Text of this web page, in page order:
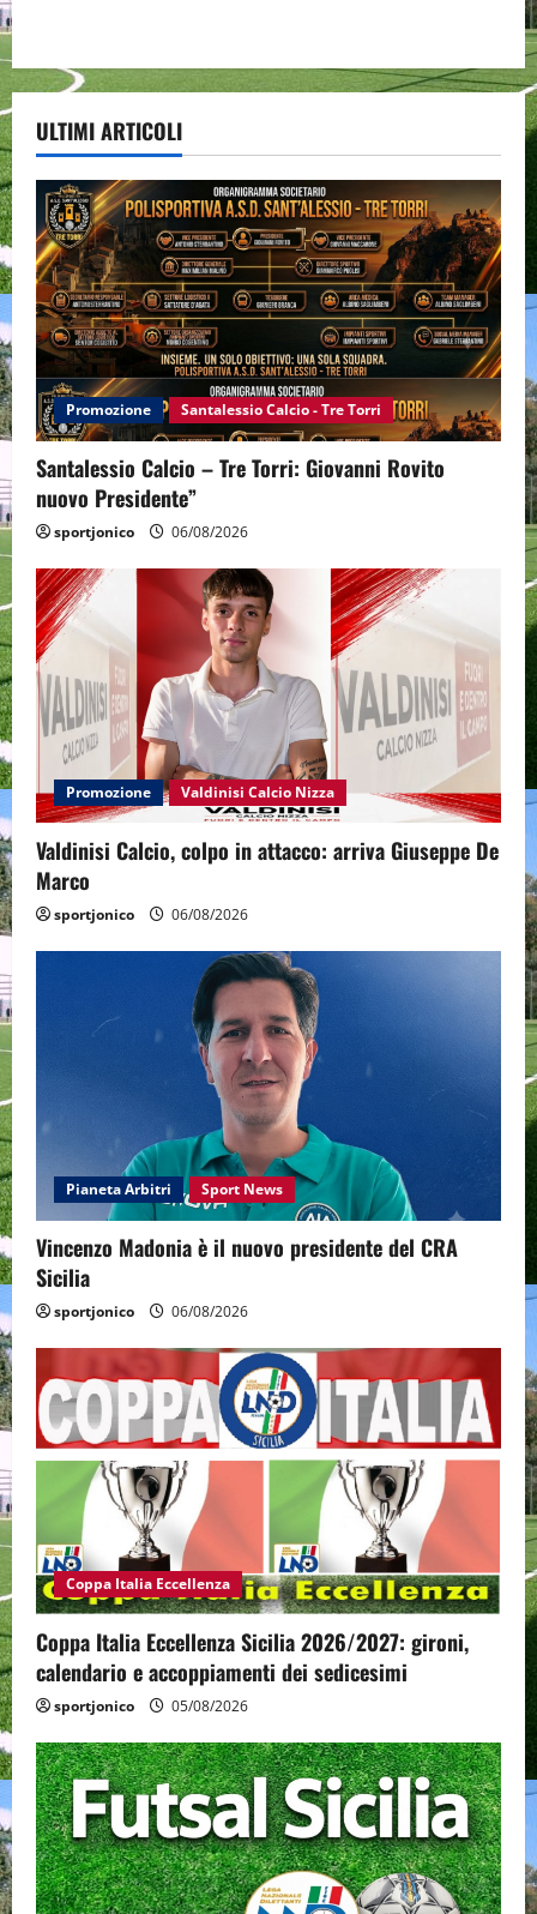
ULTIMI ARTICOLI
Promozione Santalessio Calcio - Tre Torri
Santalessio Calcio – Tre Torri: Giovanni Rovito
nuovo Presidente”
sportjonico 06/08/2026
Promozione Valdinisi Calcio Nizza
Valdinisi Calcio, colpo in attacco: arriva Giuseppe De
Marco
sportjonico 06/08/2026
Pianeta Arbitri Sport News
Vincenzo Madonia è il nuovo presidente del CRA
Sicilia
sportjonico 06/08/2026
Coppa Italia Eccellenza
Coppa Italia Eccellenza Sicilia 2026/2027: gironi,
calendario e accoppiamenti dei sedicesimi
sportjonico 05/08/2026